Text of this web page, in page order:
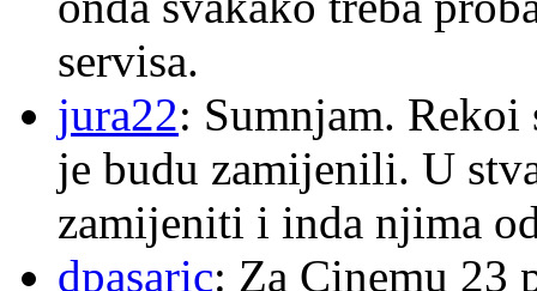
servisa.
jura22: Sumnjam. Rekoi
je budu zamijenili. U
zamijeniti i inda njima
dpasaric: Za Cinemu 23